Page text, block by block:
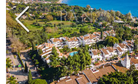
Vorherige